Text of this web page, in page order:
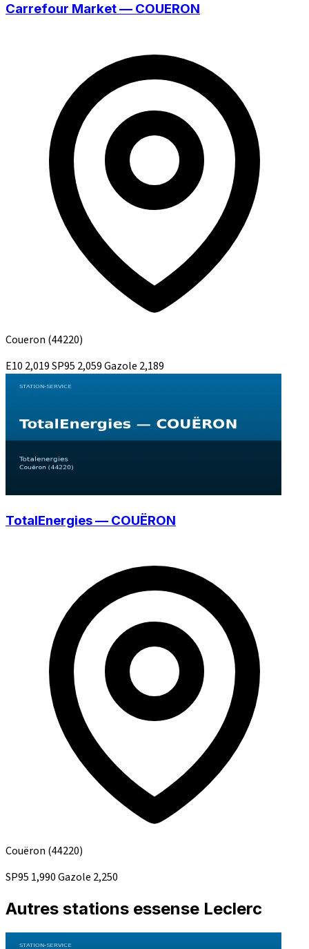
Carrefour Market — COUERON
Coueron (44220)
E10 2,019SP95 2,059Gazole 2,189
TotalEnergies — COUËRON
Couëron (44220)
SP95 1,990Gazole 2,250
Autres stations essense Leclerc